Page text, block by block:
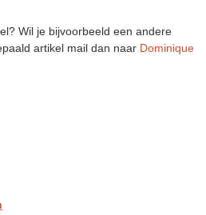
Wil je bijvoorbeeld een andere
artikel mail dan naar Dominique